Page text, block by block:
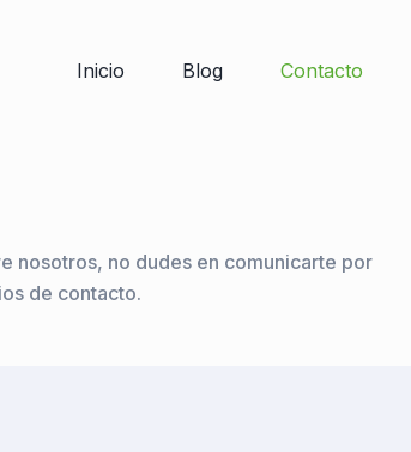
Inicio Blog Contacto
nosotros, no dudes en comunicarte por
de contacto.